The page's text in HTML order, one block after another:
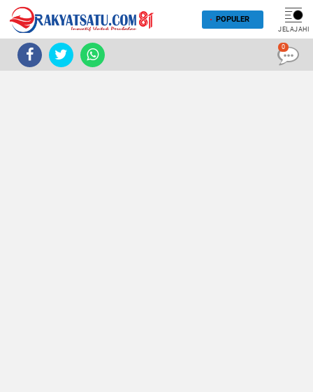
POPULER
JELAJAHI
0